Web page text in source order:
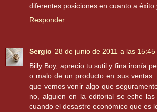
diferentes posiciones en cuanto a éxito
Responder
Sergio 28 de junio de 2011 a las 15:45
Billy Boy, aprecio tu sutil y fina ironía
o malo de un producto en sus
que vemos venir algo que
no, alguien en la editorial se eche
cuando el desastre económico que es